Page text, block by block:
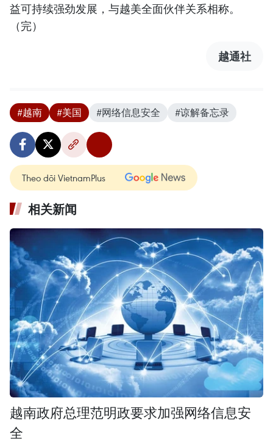
益可持续强劲发展，与越美全面伙伴关系相称。
（完）
越通社
#越南 #美国 #网络信息安全 #谅解备忘录
Theo dõi VietnamPlus
相关新闻
越南政府总理范明政要求加强网络信息安
全